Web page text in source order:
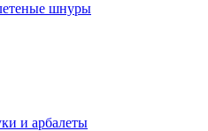
шнуры
и арбалеты